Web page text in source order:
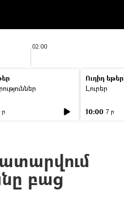
02:00
ր
Ուղիղ եթեր
Լուրեր
10:00 7 ր
բաց